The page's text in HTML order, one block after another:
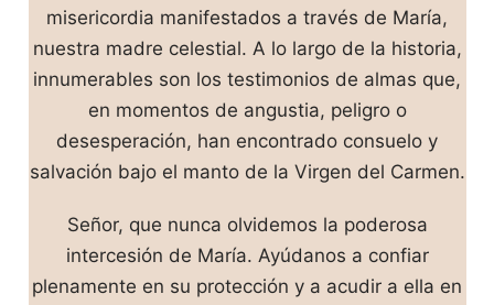
misericordia manifestados a través de María,
nuestra madre celestial. A lo largo de la historia,
innumerables son los testimonios de almas que,
en momentos de angustia, peligro o
desesperación, han encontrado consuelo y
salvación bajo el manto de la Virgen del Carmen.
Señor, que nunca olvidemos la poderosa
intercesión de María. Ayúdanos a confiar
plenamente en su protección y a acudir a ella en